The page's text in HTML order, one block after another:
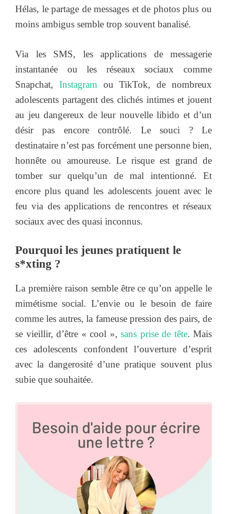
Hélas, le partage de messages et de photos plus ou
moins ambigus semble trop souvent banalisé.
Via les SMS, les applications de messagerie
instantanée ou les réseaux sociaux comme
Snapchat, Instagram ou TikTok, de nombreux
adolescents partagent des clichés intimes et jouent
au jeu dangereux de leur nouvelle libido et d’un
désir pas encore contrôlé. Le souci ? Le
destinataire n’est pas forcément une personne bien,
honnête ou amoureuse. Le risque est grand de
tomber sur quelqu’un de mal intentionné. Et
encore plus quand les adolescents jouent avec le
feu via des applications de rencontres et réseaux
sociaux avec des quasi inconnus.
Pourquoi les jeunes pratiquent le
s*xting ?
La première raison semble être ce qu’on appelle le
mimétisme social. L’envie ou le besoin de faire
comme les autres, la fameuse pression des pairs, de
se vieillir, d’être « cool », sans prise de tête. Mais
ces adolescents confondent l’ouverture d’esprit
avec la dangerosité d’une pratique souvent plus
subie que souhaitée.